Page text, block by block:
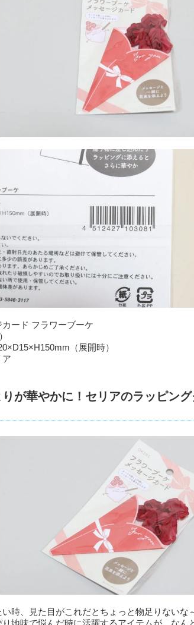
ード フラワーブーケ
（展開時）
ア
が華やかに！セリアのラッピン
時、見た目がこれだとちょっと物足りないな
地味で悩んだ時に活躍するアイテムが、なん